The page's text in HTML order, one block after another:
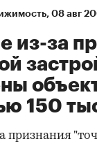
⁠, 08 авг
из-за
150
признания